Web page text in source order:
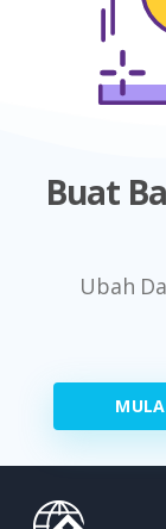
Buat
Ubah